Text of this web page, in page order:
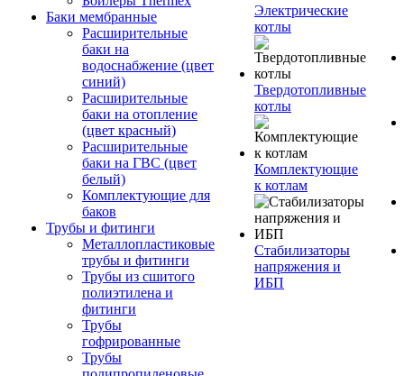
Баки мембранные
Расширительные
баки на
водоснабжение (цвет
синий)
Расширительные
баки на отопление
(цвет красный)
Расширительные
баки на ГВС (цвет
белый)
Комплектующие для
баков
Трубы и фитинги
Металлопластиковые
трубы и фитинги
Трубы из сшитого
полиэтилена и
фитинги
Трубы
гофрированные
Трубы
Электрические
котлы
Твердотопливные
котлы
Комплектующие
к котлам
Стабилизаторы
напряжения и
ИБП